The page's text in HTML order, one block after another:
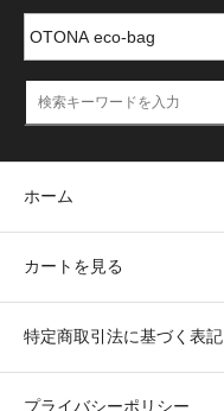
ホーム
カートを見る
特定商取引法に基づく表記
プライバシーポリシー